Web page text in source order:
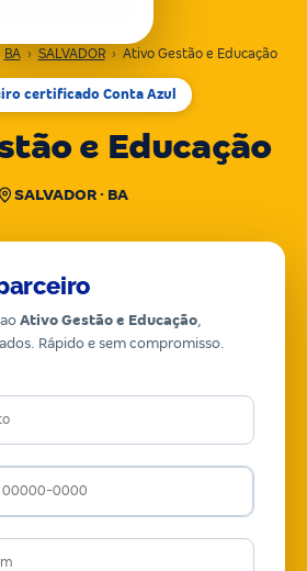
BA › SALVADOR › Ativo Gestão e Educação
certificado Conta Azul
e Educação
SALVADOR · BA
Ativo Gestão e Educação,
Rápido e sem compromisso.